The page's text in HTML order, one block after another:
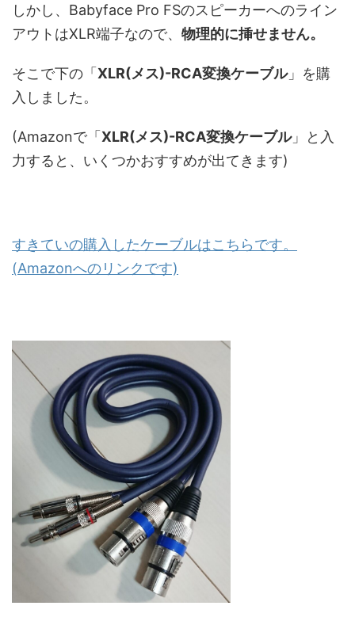
しかし、Babyface Pro FSのスピーカーへのライン
アウトはXLR端子なので、 物理的に挿せません。
そこで下の「XLR(メス)-RCA変換ケーブル」を購
入しました。
(Amazonで「XLR(メス)-RCA変換ケーブル」と入
力すると、いくつかおすすめが出てきます)
すきていの購入したケーブルはこちらです。
(Amazonへのリンクです)